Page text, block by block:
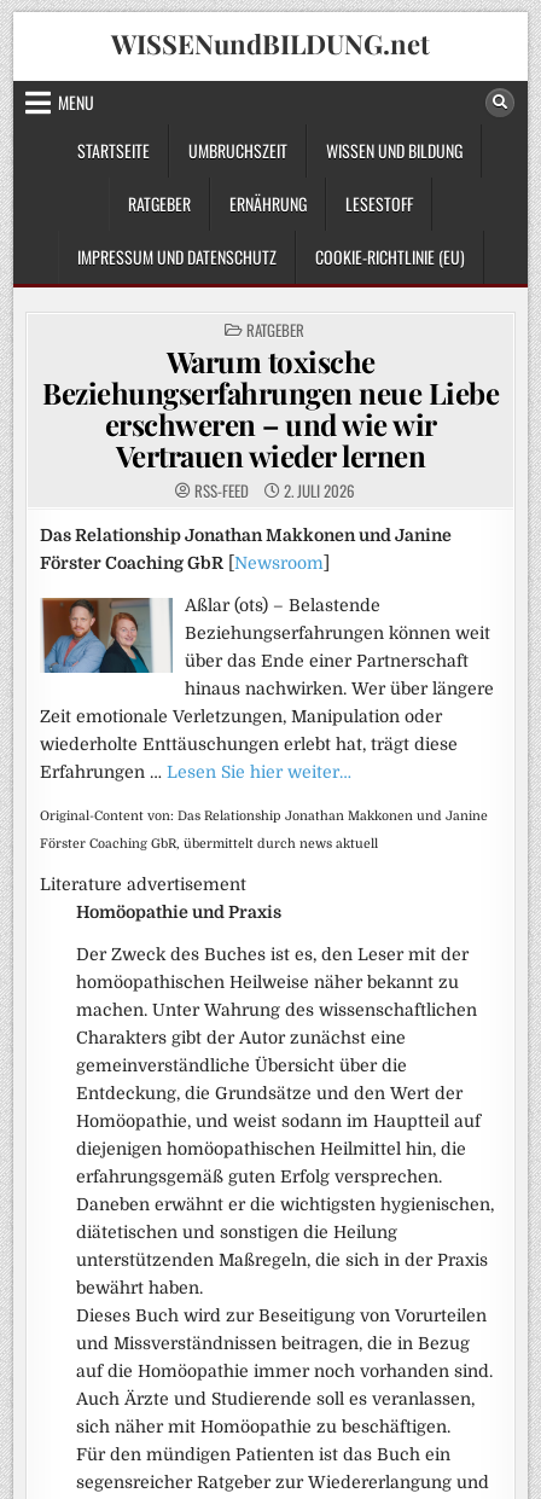
Skip
to
content
WISSENundBILDUNG.net
MENU
STARTSEITE
UMBRUCHSZEIT WISSEN UND BILDUNG
RATGEBER ERNÄHRUNG LESESTOFF
IMPRESSUM UND DATENSCHUTZ COOKIE-RICHTLINIE (EU)
POSTED
IN
RATGEBER
Warum toxische
Beziehungserfahrungen neue Liebe
erschweren – und wie wir
Vertrauen wieder lernen
RSS-FEED 2. JULI 2026
Das Relationship Jonathan Makkonen und Janine
Förster Coaching GbR [Newsroom
Aßlar (ots) – Belastende
Beziehungserfahrungen können weit
über das Ende einer Partnerschaft
hinaus nachwirken. Wer über längere
Zeit emotionale Verletzungen, Manipulation oder
wiederholte Enttäuschungen erlebt hat, trägt diese
Erfahrungen …Lesen Sie hier weiter…
Original-Content von: Das Relationship Jonathan Makkonen und Janine
Förster Coaching GbR, übermittelt durch news aktuell
Literature advertisement
Homöopathie und Praxis
Der Zweck des Buches ist es, den Leser mit der
homöopathischen Heilweise näher bekannt zu
machen. Unter Wahrung des wissenschaftlichen
Charakters gibt der Autor zunächst eine
gemeinverständliche Übersicht über die
Entdeckung, die Grundsätze und den Wert der
Homöopathie, und weist sodann im Hauptteil auf
diejenigen homöopathischen Heilmittel hin, die
erfahrungsgemäß guten Erfolg versprechen.
Daneben erwähnt er die wichtigsten hygienischen,
diätetischen und sonstigen die Heilung
unterstützenden Maßregeln, die sich in der Praxis
bewährt haben.
Dieses Buch wird zur Beseitigung von Vorurteilen
und Missverständnissen beitragen, die in Bezug
auf die Homöopathie immer noch vorhanden sind.
Auch Ärzte und Studierende soll es veranlassen,
sich näher mit Homöopathie zu beschäftigen.
Für den mündigen Patienten ist das Buch ein
segensreicher Ratgeber zur Wiedererlangung und